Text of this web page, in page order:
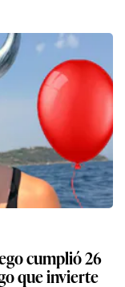
cumplió 26
que invierte